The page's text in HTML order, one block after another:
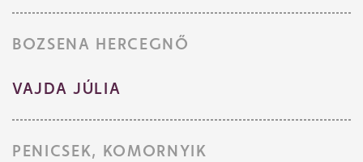
BOZSENA HERCEGNŐ
VAJDA JÚLIA
PENICSEK, KOMORNYIK